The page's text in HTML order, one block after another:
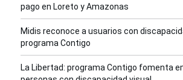
pago en Loreto y Amazonas
Midis reconoce a usuarios con
programa Contigo
La Libertad: programa Contigo fomenta